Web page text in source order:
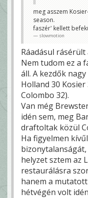
meg asszem
season.
faszér' kellett
slowmotion
Ráadásul rásérült
Nem tudom ez a
áll. A kezdők
Holland 30 Kosier
Colombo 32).
Van még
idén sem, meg
draftoltak közül
Ha figyelmen
helyzet sztem az
restaurálásra
hanem a
hétvégén volt